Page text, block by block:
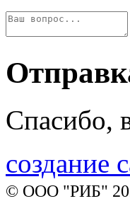
Спасибо,
создание
© ООО "РИБ"